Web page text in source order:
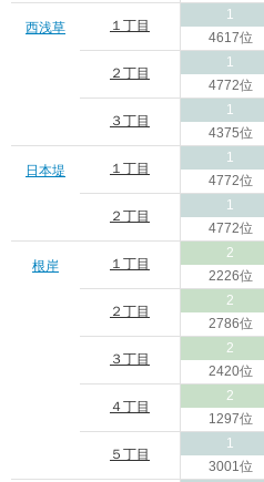
西浅草 １丁目
1
4617位
２丁目
1
4772位
３丁目
1
4375位
日本堤 １丁目
1
4772位
２丁目
1
4772位
根岸 １丁目
2
2226位
２丁目
2
2786位
３丁目
2
2420位
４丁目
2
1297位
５丁目
1
3001位